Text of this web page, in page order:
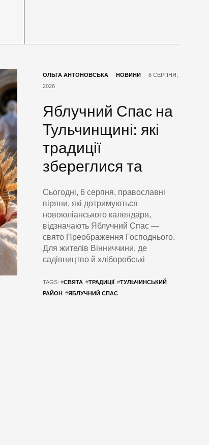
ОЛЬГА АНТОНОВСЬКА - НОВИНИ
- 6 СЕРПНЯ,
2026
Яблучний Спас на
Тульчинщині: які
традиції
збереглися та
Сьогодні, 6 серпня, православні
віряни, які дотримуються
новоюліанського календаря,
відзначають Яблучний Спас —
свято Преображення Господнього.
Для жителів Вінниччини, де
садівництво й хліборобські
TAGS: #СВЯТА #ТРАДИЦІЇ #ТУЛЬЧИНСЬКИЙ
РАЙОН #ЯБЛУЧНИЙ СПАС